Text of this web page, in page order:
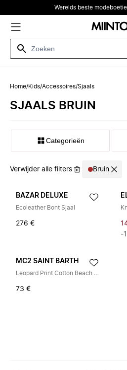
Werelds beste
Home/Kids/Accessoires/Sjaals
SJAALS BRUIN
Categorieën
Verwijder alle filters Bruin
BAZAR DELUXE
Ecoleather Bont Sjaal
276 €
-
MC2 SAINT BARTH
Leopard Print Cotton Beach Towel
73 €